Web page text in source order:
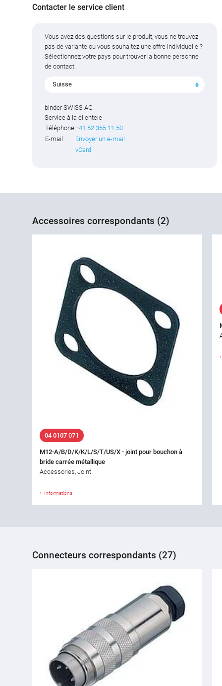
Contacter le service client
Vous avez des questions sur le produit, vous ne trouvez
pas de variante ou vous souhaitez une offre individuelle ?
Sélectionnez votre pays pour trouver la bonne personne
de contact.
Suisse
binder SWISS AG
Service à la clientele
Téléphone+41 52 355 11 50
E-mail
Envoyer un e-mail
vCard
Accessoires correspondants (2)
04 0107 071
M12-A/B/D/K/K/L/S/T/US/X - joint pour bouchon à
bride carrée métallique
Accessories, Joint
Informations
Connecteurs correspondants (27)